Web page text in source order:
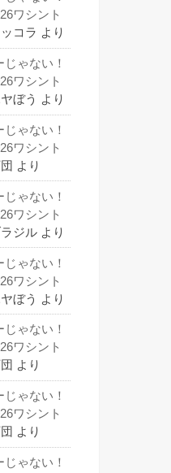
ワシント
ッコラ より
ゃない！
ワシント
ぼう より
ゃない！
ワシント
より
ゃない！
ワシント
ジル より
ゃない！
ワシント
ぼう より
ゃない！
ワシント
より
ゃない！
ワシント
より
ゃない！